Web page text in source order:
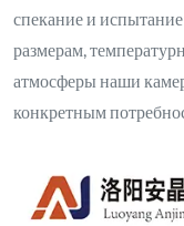
спекание и
размерам,
атмосферы наши
конкретным